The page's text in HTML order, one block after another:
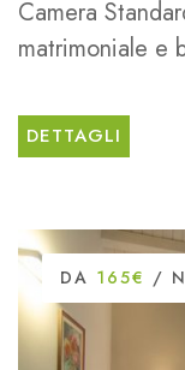
Camera
matrimoniale e
DETTAGLI
DA 165€ /